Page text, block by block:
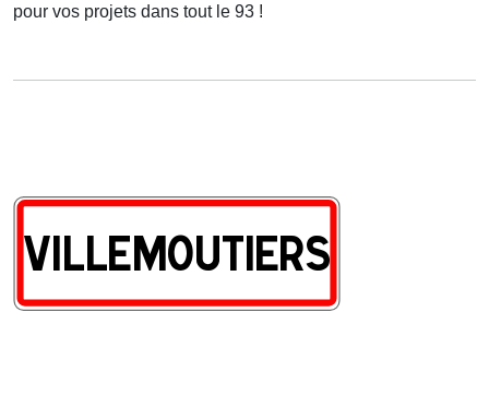
pour vos projets dans tout le 93 !